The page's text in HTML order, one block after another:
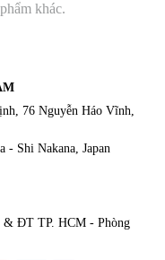
khác.
76 Nguyễn Háo Vĩnh,
- Shi Nakana, Japan
& ĐT TP. HCM - Phòng